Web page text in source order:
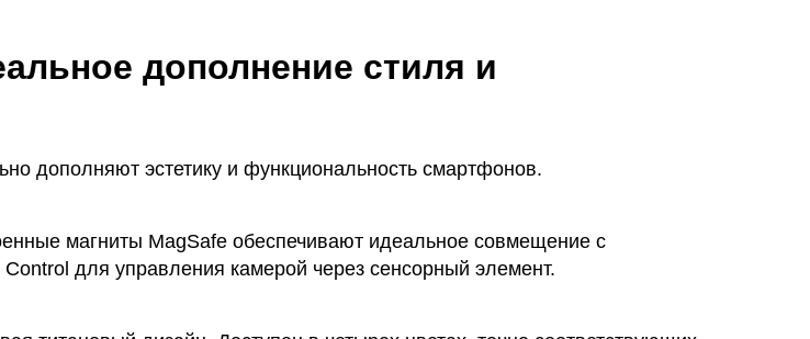
дополнение стиля и
дополняют эстетику и функциональность смартфонов.
магниты MagSafe обеспечивают идеальное совмещение с
для управления камерой через сенсорный элемент.